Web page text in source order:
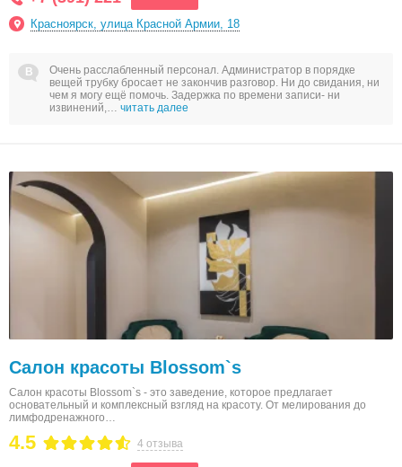
Красноярск, улица Красной Армии, 18
Очень расслабленный персонал. Администратор в порядке
вещей трубку бросает не закончив разговор. Ни до свидания, ни
чем я могу ещё помочь. Задержка по времени записи- ни
извинений,… читать далее
Салон красоты Blossom`s
Салон красоты Blossom`s - это заведение, которое предлагает
основательный и комплексный взгляд на красоту. От мелирования до
лимфодренажного…
4 отзыва
4.5